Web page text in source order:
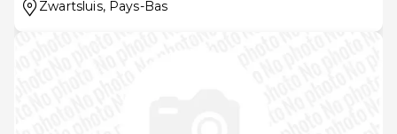
Zwartsluis, Pays-Bas